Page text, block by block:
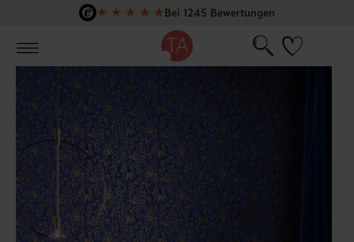
Zum Hauptinhalt springen
★ ★ ★ ★ ★Bei 1245 Bewertungen